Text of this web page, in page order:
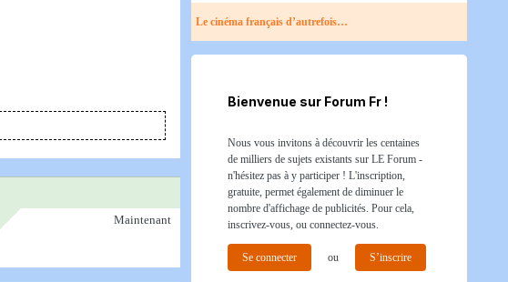
Maintenant
Le cinéma français d’autrefois…
Bienvenue sur Forum Fr !
Nous vous invitons à découvrir les centaines
de milliers de sujets existants sur LE Forum -
n'hésitez pas à y participer ! L'inscription,
gratuite, permet également de diminuer le
nombre d'affichage de publicités. Pour cela,
inscrivez-vous, ou connectez-vous.
Se connecter ou S’inscrire